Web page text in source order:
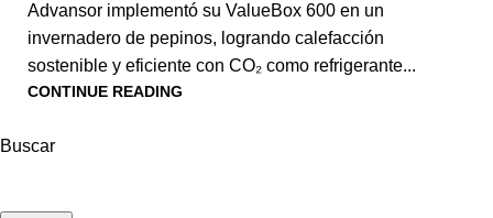
Advansor implementó su ValueBox 600 en un
invernadero de pepinos, logrando calefacción
sostenible y eficiente con CO₂ como refrigerante...
CONTINUE READING
Buscar